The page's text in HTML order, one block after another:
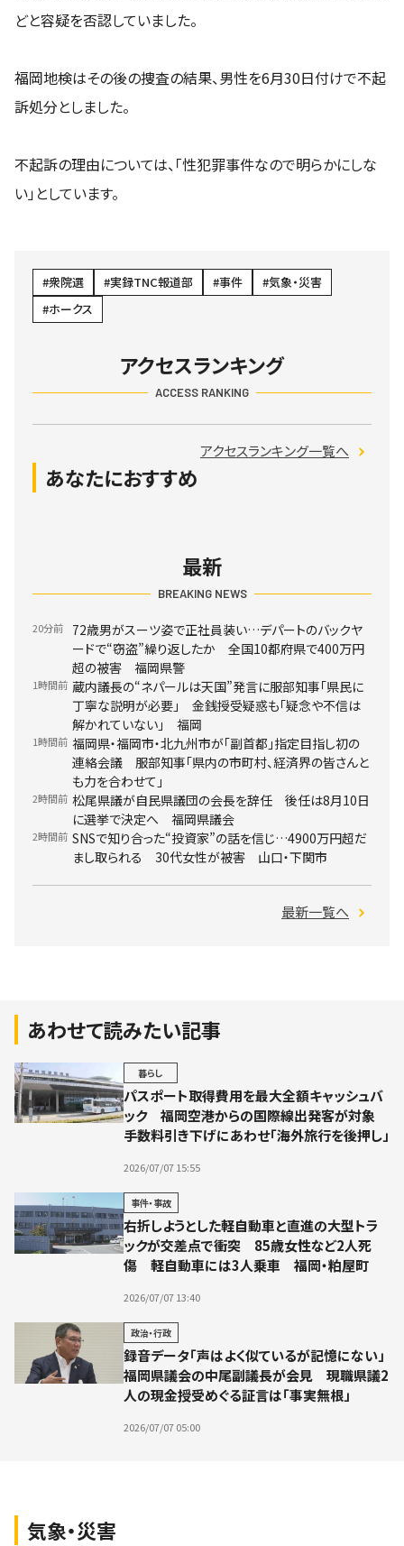
どと容疑を否認していました。
福岡地検はその後の捜査の結果、男性を6月30日付けで不起
訴処分としました。
不起訴の理由については、「性犯罪事件なので明らかにしな
い」としています。
衆院選 実録TNC報道部 事件
気象・災害
ホークス
アクセスランキング
ACCESS RANKING
アクセスランキング一覧へ
あなたにおすすめ
最新
BREAKING NEWS
20分前
72歳男がスーツ姿で正社員装い…デパートのバックヤ
ードで“窃盗”繰り返したか 全国10都府県で400万円
超の被害 福岡県警
1時間前 蔵内議長の“ネパールは天国”発言に服部知事「県民に
丁寧な説明が必要」 金銭授受疑惑も「疑念や不信は
解かれていない」 福岡
1時間前 福岡県・福岡市・北九州市が「副首都」指定目指し初の
連絡会議 服部知事「県内の市町村、経済界の皆さんと
も力を合わせて」
2時間前 松尾県議が自民県議団の会長を辞任 後任は8月10日
に選挙で決定へ 福岡県議会
2時間前 SNSで知り合った“投資家”の話を信じ…4900万円超だ
まし取られる 30代女性が被害 山口・下関市
最新一覧へ
あわせて読みたい記事
暮らし
パスポート取得費用を最大全額キャッシュバ
ック 福岡空港からの国際線出発客が対象
手数料引き下げにあわせ「海外旅行を後押し」
2026/07/07 15:55
事件・事故
右折しようとした軽自動車と直進の大型トラ
ックが交差点で衝突 85歳女性など2人死
傷 軽自動車には3人乗車 福岡・粕屋町
2026/07/07 13:40
政治・行政
録音データ「声はよく似ているが記憶にない」
福岡県議会の中尾副議長が会見 現職県議2
人の現金授受めぐる証言は「事実無根」
2026/07/07 05:00
気象・災害